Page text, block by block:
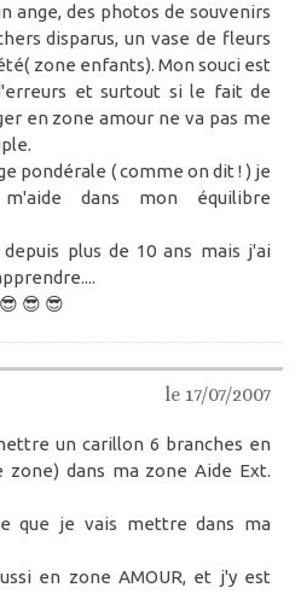
ange, des photos de souvenirs
disparus, un vase de fleurs
zone enfants). Mon souci est
et surtout si le fait de
en zone amour ne va pas me
pondérale ( comme on dit ! ) je
dans mon équilibre
plus de 10 ans mais j'ai
😎 😎
le 17/07/2007
un carillon 6 branches en
dans ma zone Aide Ext.
que je vais mettre dans ma
en zone AMOUR, et j'y est